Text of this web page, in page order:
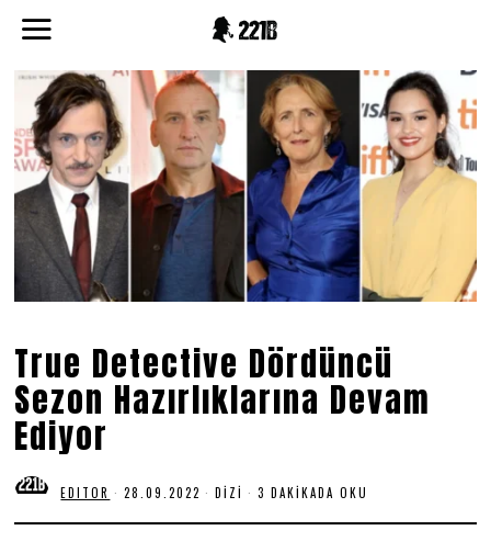
True Detective Dördüncü
Sezon Hazırlıklarına Devam
Ediyor
EDITOR 28.09.2022 2
.
DIZI 3 DAKIKADA OKU